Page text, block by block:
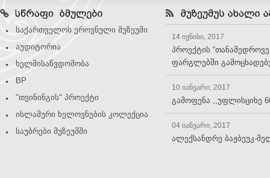
საქართველოს ეროვნული მუზეუმი
აუდიტორია
ხელმისაწვდომობა
BP
"თვინინგის" პროექტი
ისლამური ხელოვნების კოლექცია
საუბრები მუზეუმში
14 ივნისი, 2017
პროექტის
ფარგლებში
10 იანვარი, 2017
გამოფენა ,,უფლისციხე
04 იანვარი, 2017
ალექსანდრე ბაჟბეუკ-